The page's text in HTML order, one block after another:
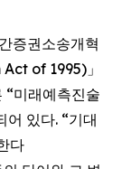
증권소송개혁
of 1995)」
“미래예측진술
있다. “기대
다